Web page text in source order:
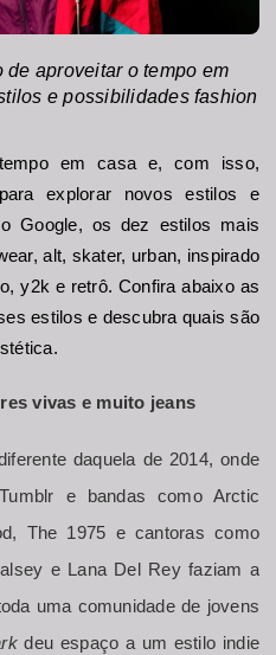
aproveitar o tempo em
e possibilidades fashion
em casa e, com isso,
explorar novos estilos e
Google, os dez estilos mais
alt, skater, urban, inspirado
y2k e retrô. Confira abaixo as
estilos e descubra quais são
vivas e muito jeans
daquela de 2014, onde
e bandas como Arctic
The 1975 e cantoras como
e Lana Del Rey faziam a
uma comunidade de jovens
deu espaço a um estilo indie